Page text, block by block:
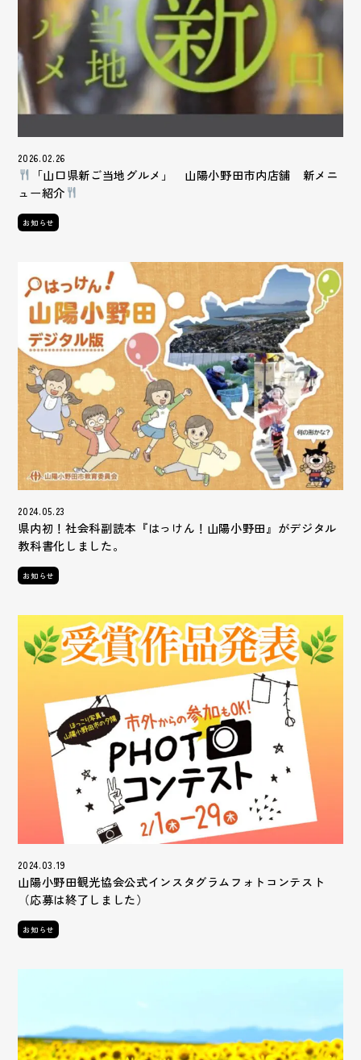
「山口県新ご当地グルメ」 山陽小野田市内店舗 新メニ
ュー紹介
お知らせ
2026.02.26
県内初！社会科副読本『はっけん！山陽小野田』がデジタル
教科書化しました。
お知らせ
2024.05.23
山陽小野田観光協会公式インスタグラムフォトコンテスト
（応募は終了しました）
お知らせ
2024.03.19